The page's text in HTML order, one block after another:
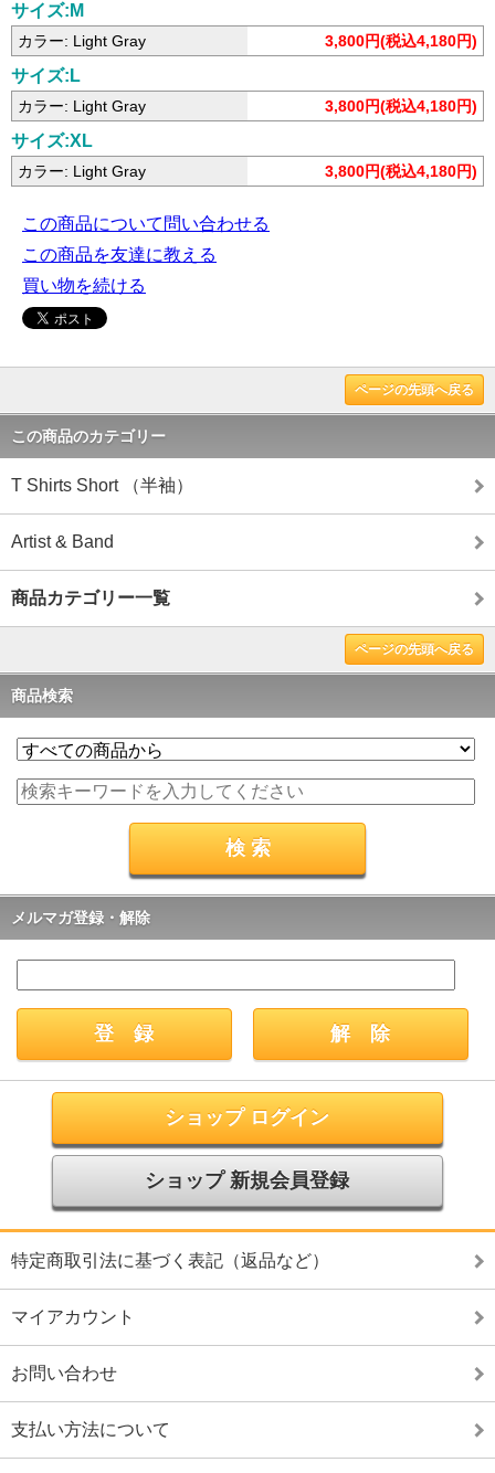
サイズ:M
カラー: Light Gray 3,800円(税込4,180円)
サイズ:L
カラー: Light Gray 3,800円(税込4,180円)
サイズ:XL
カラー: Light Gray 3,800円(税込4,180円)
この商品について問い合わせる
この商品を友達に教える
買い物を続ける
ページの先頭へ戻る
この商品のカテゴリー
T Shirts Short （半袖）
Artist & Band
商品カテゴリー一覧
ページの先頭へ戻る
商品検索
メルマガ登録・解除
ショップ ログイン
ショップ 新規会員登録
特定商取引法に基づく表記（返品など）
マイアカウント
お問い合わせ
支払い方法について